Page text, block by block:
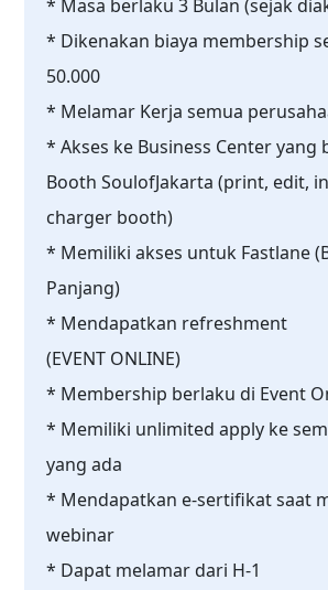
* Masa berlaku 3 Bulan (sejak
* Dikenakan biaya membership
50.000
* Melamar Kerja semua
* Akses ke Business Center yang
Booth SoulofJakarta (print, edit,
charger booth)
* Memiliki akses untuk Fastlane
Panjang)
* Mendapatkan refreshment
(EVENT ONLINE)
* Membership berlaku di Event
* Memiliki unlimited apply ke
yang ada
* Mendapatkan e-sertifikat saat
webinar
* Dapat melamar dari H-1